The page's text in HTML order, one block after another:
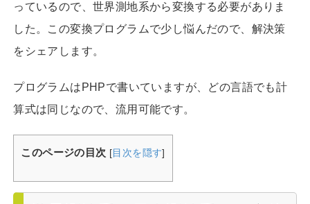
っているので、世界測地系から変換する必要がありま
した。この変換プログラムで少し悩んだので、解決策
をシェアします。
プログラムはPHPで書いていますが、どの言語でも計
算式は同じなので、流用可能です。
このページの目次 [ 目次を隠す]